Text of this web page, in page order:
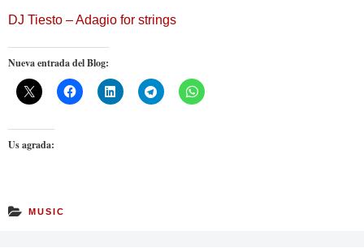
DJ Tiesto – Adagio for strings
Nueva entrada del Blog:
Us agrada:
MUSIC